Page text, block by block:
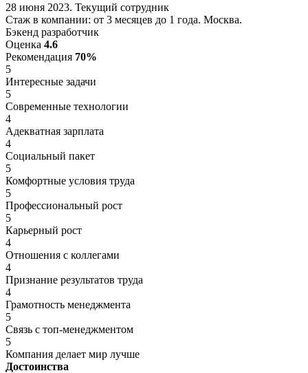
28 июня 2023. Текущий сотрудник
Стаж в компании: от 3 месяцев до 1 года. Москва.
Бэкенд разработчик
Оценка 4.6
Рекомендация 70%
5
Интересные задачи
5
Современные технологии
4
Адекватная зарплата
4
Социальный пакет
5
Комфортные условия труда
5
Профессиональный рост
5
Карьерный рост
4
Отношения с коллегами
4
Признание результатов труда
4
Грамотность менеджмента
5
Связь с топ-менеджментом
5
Компания делает мир лучше
Достоинства